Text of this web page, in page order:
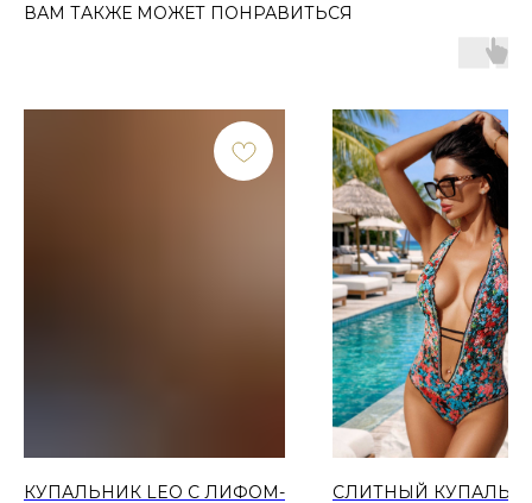
ВАМ ТАКЖЕ МОЖЕТ ПОНРАВИТЬСЯ
КУПАЛЬНИК LEO С ЛИФОМ-
СЛИТНЫЙ